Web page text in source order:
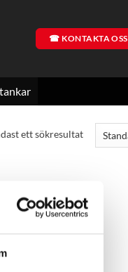
☎ KONTAKTA OSS
ett sökresultat